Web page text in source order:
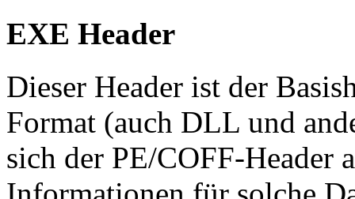
EXE Header
Dieser Header ist der
Format (auch DLL und
sich der PE/COFF-Header